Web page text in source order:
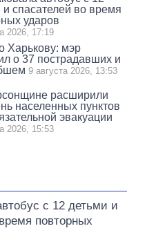
и спасателей во время
ударов
2026, 17:19
Харькову: мэр
о 37 пострадавших и
9 августа 2026, 13:53
расширили
населенных пунктов
эвакуации
2026, 15:53
с 12 детьми и
повторных